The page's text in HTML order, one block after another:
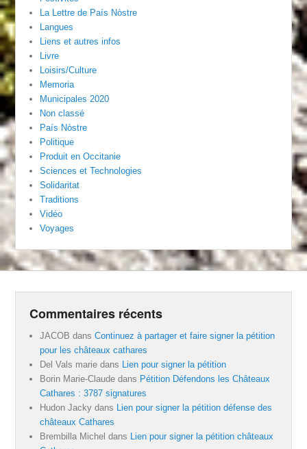
La Lettre de País Nòstre
Langues
Liens et autres infos
Livre
Loisirs/Culture
Memoria
Municipales 2020
Non classé
País Nòstre
Politique
Produit en Occitanie
Sciences et Technologies
Solidaritat
Traditions
Vidéo
Voyages
Commentaires récents
JACOB dansContinuez à partager et faire signer la pétition
pour les châteaux cathares
Del Vals marie dans Lien pour signer la pétition
Borin Marie-Claude dans Pétition Défendons les Châteaux
Cathares : 3787 signatures
Hudon Jacky dans Lien pour signer la pétition défense des
châteaux Cathares
Brembilla Michel dans Lien pour signer la pétition châteaux